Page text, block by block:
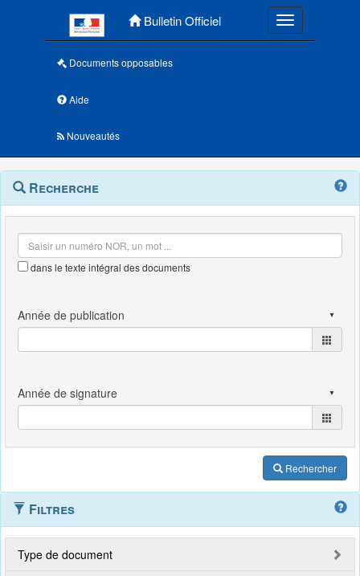
Bulletin Officiel Toggle
Documents opposables
Aide
Nouveautés
Navigation
outils
Menu
contextuel
Recherche
dans le texte intégral des documents
Rechercher
Filtres
Type de document